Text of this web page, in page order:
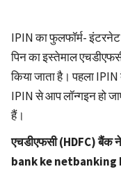
IPIN का फुलफॉर्म-
पिन का इस्तेमाल
किया जाता है। पहला IPIN
IPIN से आप लॉन्गइन हो
हैं।
एचडीएफसी (HDFC) बैंक
bank ke netbanking